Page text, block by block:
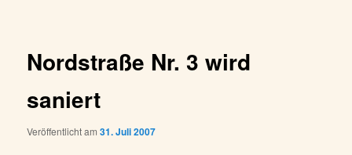
Nordstraße Nr. 3 wird
saniert
Veröffentlicht am31. Juli 2007